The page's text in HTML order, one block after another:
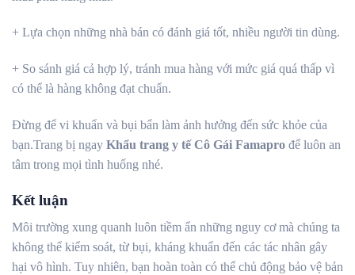
+ Lựa chọn những nhà bán có đánh giá tốt, nhiều người tin dùng.
+ So sánh giá cả hợp lý, tránh mua hàng với mức giá quá thấp vì
có thể là hàng không đạt chuẩn.
Đừng để vi khuẩn và bụi bẩn làm ảnh hưởng đến sức khỏe của
bạn.Trang bị ngay Khẩu trang y tế Cô Gái Famapro để luôn an
tâm trong mọi tình huống nhé.
Kết luận
Môi trường xung quanh luôn tiềm ẩn những nguy cơ mà chúng ta
không thể kiểm soát, từ bụi, kháng khuẩn đến các tác nhân gây
hại vô hình. Tuy nhiên, bạn hoàn toàn có thể chủ động bảo vệ bản